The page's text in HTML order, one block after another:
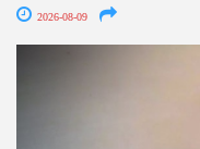
2026-08-09